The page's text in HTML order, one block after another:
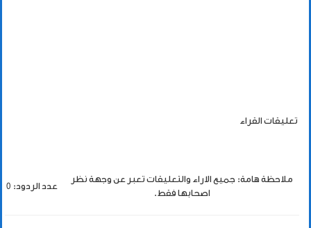
تعليقات القراء
ملاحظة هامة: جميع الاراء والتعليقات تعبر عن وجهة نظر
اصحابها فقط.
عدد الردود: 0